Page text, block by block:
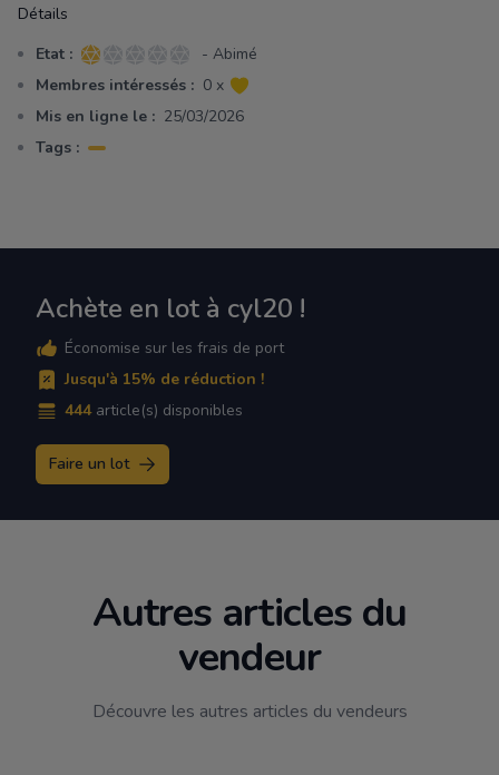
Détails
Etat : 1 sur 5 étoiles
- Abimé
Membres intéressés : 0 x
Mis en ligne le : 25/03/2026
Tags :
Achète en lot à cyl20 !
Économise sur les frais de port
Jusqu'à 15% de réduction !
444 article(s) disponibles
Faire un lot
Autres articles du
vendeur
Découvre les autres articles du vendeurs